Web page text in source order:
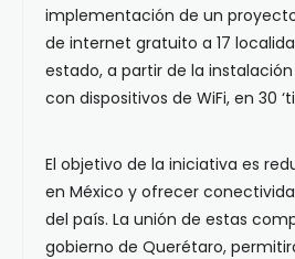
implementación de un
de internet gratuito a 17
estado, a partir de la
con dispositivos de WiFi, en 30
El objetivo de la iniciativa es
en México y ofrecer
del país. La unión de estas
gobierno de Querétaro,